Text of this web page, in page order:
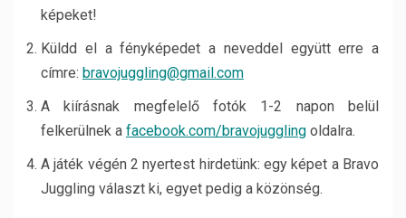
képeket!
Küldd el a fényképedet a neveddel együtt erre a
címre: bravojuggling@gmail.com
A kiírásnak megfelelő fotók 1-2 napon belül
felkerülnek a facebook.com/bravojuggling oldalra.
A játék végén 2 nyertest hirdetünk: egy képet a Bravo
Juggling választ ki, egyet pedig a közönség.